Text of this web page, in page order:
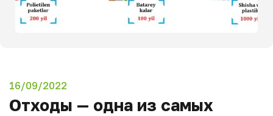
16/09/2022
Отходы — одна из самых